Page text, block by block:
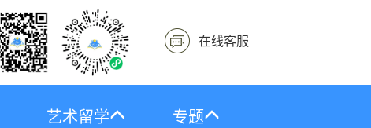
在线客服
艺术留学 专题